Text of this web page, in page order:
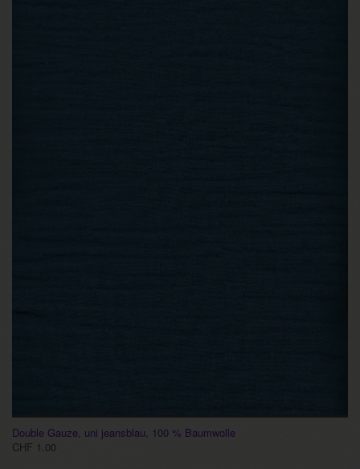
Double Gauze, uni jeansblau, 100 % Baumwolle
CHF 1.00